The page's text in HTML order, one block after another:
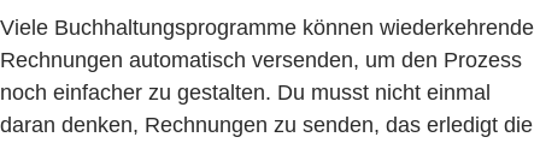
Viele Buchhaltungsprogramme können wiederkehrende
Rechnungen automatisch versenden, um den Prozess
noch einfacher zu gestalten. Du musst nicht einmal
daran denken, Rechnungen zu senden, das erledigt die